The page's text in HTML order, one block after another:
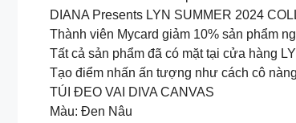
DIANA Presents LYN SUMMER 2024
Thành viên Mycard giảm 10% sản phẩm
Tất cả sản phẩm đã có mặt tại cửa hàng
Tạo điểm nhấn ấn tượng như cách cô
TÚI ĐEO VAI DIVA CANVAS
Màu: Đen Nâu